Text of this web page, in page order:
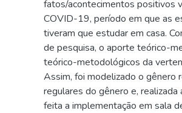
fatos/acontecimentos positivos
COVID-19, período em que as
tiveram que estudar em casa.
de pesquisa, o aporte teórico-
teórico-metodológicos da
Assim, foi modelizado o gênero
regulares do gênero e,
feita a implementação em sala